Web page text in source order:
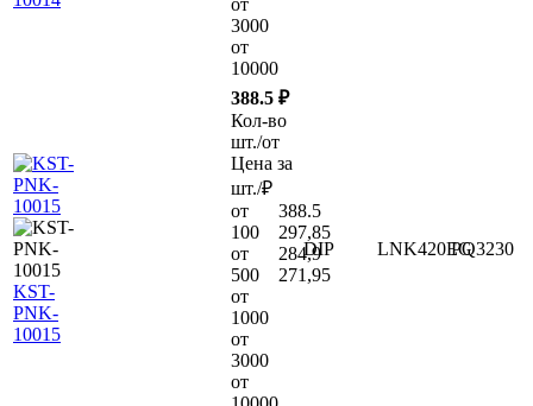
от
3000
от
10000
KST-
PNK-
10015
388.5 ₽
Кол-во
шт./от
Цена за
шт./₽
от
100
от
500
от
1000
от
3000
от
388.5
297,85
284,9
271,95
DIP LNK420EGPQ3230